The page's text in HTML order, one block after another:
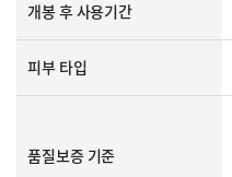
개봉 후 사용기간
피부 타입
품질보증 기준